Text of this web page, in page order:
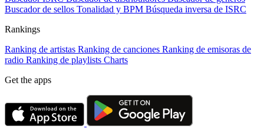
Buscador de sellos Tonalidad y BPM Búsqueda inversa de ISRC
Rankings
Ranking de artistas Ranking de canciones Ranking de emisoras de
radio Ranking de playlists Charts
Get the apps